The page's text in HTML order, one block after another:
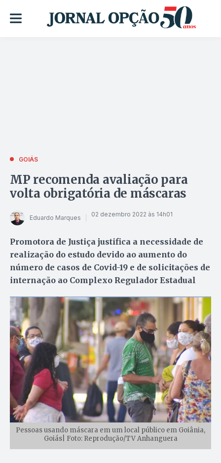
GOIÁS
MP recomenda avaliação para
volta obrigatória de máscaras
Eduardo Marques 02 dezembro 2022 às 14h01
Promotora de Justiça justifica a necessidade de
realização do estudo devido ao aumento do
número de casos de Covid-19 e de solicitações de
internação ao Complexo Regulador Estadual
Pessoas usando máscara em um local público em Goiânia,
Goiás| Foto: Reprodução/TV Anhanguera